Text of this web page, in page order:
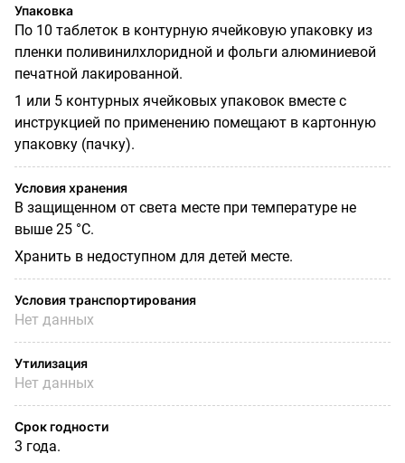
Упаковка
По 10 таблеток в контурную ячейковую упаковку из
пленки поливинилхлоридной и фольги алюминиевой
печатной лакированной.
1 или 5 контурных ячейковых упаковок вместе с
инструкцией по применению помещают в картонную
упаковку (пачку).
Условия хранения
В защищенном от света месте при температуре не
выше 25 °С.
Хранить в недоступном для детей месте.
Условия транспортирования
Нет данных
Утилизация
Нет данных
Срок годности
3 года.